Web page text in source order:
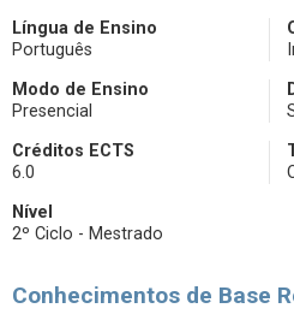
Língua de Ensino
Português
Modo de Ensino
Presencial
Créditos ECTS
6.0
Nível
2º Ciclo - Mestrado
Conhecimentos de Base